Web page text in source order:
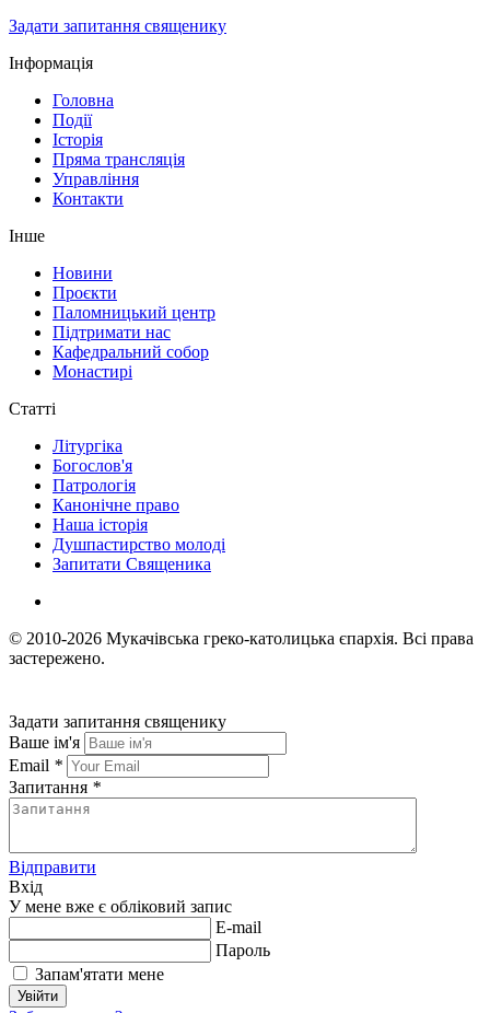
Задати запитання священику
Інформація
Головна
Події
Історія
Пряма трансляція
Управління
Контакти
Інше
Новини
Проєкти
Паломницький центр
Підтримати нас
Кафедральний собор
Монастирі
Статті
Літургіка
Богослов'я
Патрологія
Канонічне право
Наша історія
Душпастирство молоді
Запитати Священика
© 2010-2026 Мукачівська греко-католицька єпархія. Всі права
застережено.
Задати запитання священику
Ваше ім'я
Email *
Запитання *
Відправити
Вхід
У мене вже є обліковий запис
E-mail
Пароль
Запам'ятати мене
Увійти